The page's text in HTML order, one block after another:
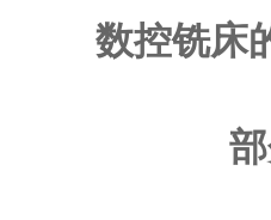
数控铣床